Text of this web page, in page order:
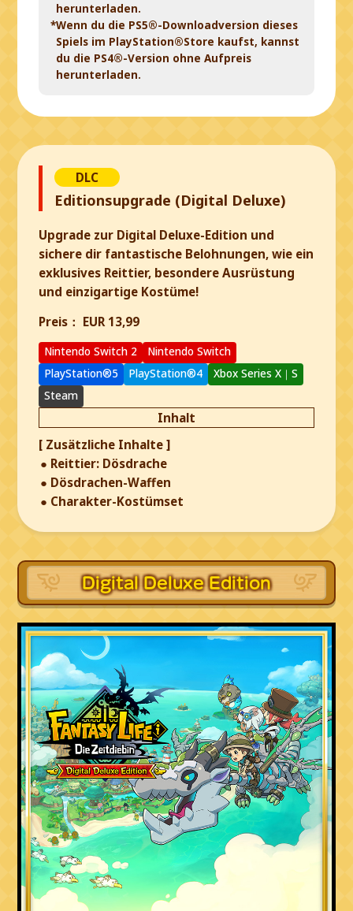
herunterladen.
*Wenn du die PS5®-Downloadversion dieses
Spiels im PlayStation®Store kaufst, kannst
du die PS4®-Version ohne Aufpreis
herunterladen.
DLC
Editionsupgrade (Digital Deluxe)
Upgrade zur Digital Deluxe-Edition und
sichere dir fantastische Belohnungen, wie ein
exklusives Reittier, besondere Ausrüstung
und einzigartige Kostüme!
Preis： EUR 13,99
Nintendo Switch 2
Nintendo Switch
PlayStation®5
PlayStation®4
Xbox Series X｜S
Steam
Inhalt
[ Zusätzliche Inhalte ]
Reittier: Dösdrache
Dösdrachen-Waffen
Charakter-Kostümset
Digital Deluxe Edition